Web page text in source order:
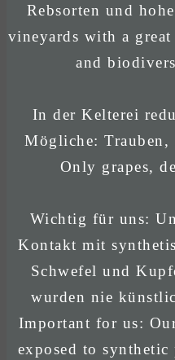
Rebsorten und
vineyards with a
and
In der Kelterei
Mögliche:
Only grapes,
Wichtig für uns:
Kontakt mit
Schwefel und
wurden nie
Important for us:
exposed to